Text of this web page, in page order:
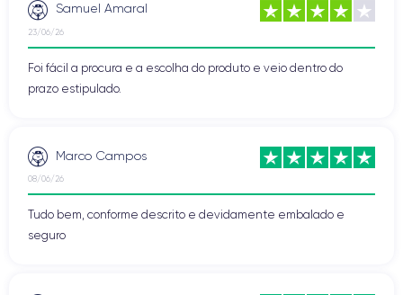
Samuel Amaral
23/06/26
Foi fácil a procura e a escolha do produto e veio dentro do
prazo estipulado.
Marco Campos
08/06/26
Tudo bem, conforme descrito e devidamente embalado e
seguro